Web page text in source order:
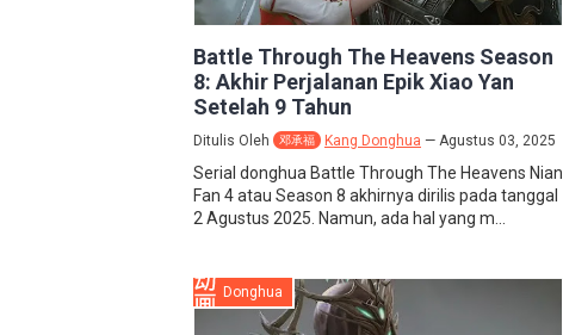
Battle Through The Heavens Season
8: Akhir Perjalanan Epik Xiao Yan
Setelah 9 Tahun
Ditulis Oleh 邓承福 Kang Donghua Agustus 03, 2025
Serial donghua Battle Through The Heavens Nian
Fan 4 atau Season 8 akhirnya dirilis pada tanggal
2 Agustus 2025. Namun, ada hal yang m...
Donghua